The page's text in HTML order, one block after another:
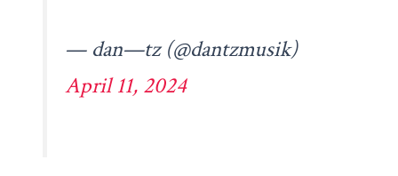
— dan—tz (@dantzmusik)
April 11, 2024